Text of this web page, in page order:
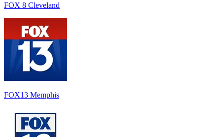
FOX 8 Cleveland
FOX13 Memphis